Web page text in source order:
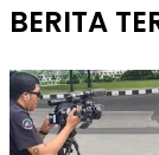
BERITA